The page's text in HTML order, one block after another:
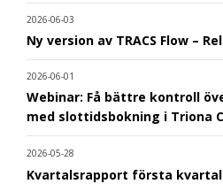
2026-06-03
Ny version av TRACS Flow –
2026-06-01
Webinar: Få bättre kontroll
med slottidsbokning i Triona
2026-05-28
Kvartalsrapport första